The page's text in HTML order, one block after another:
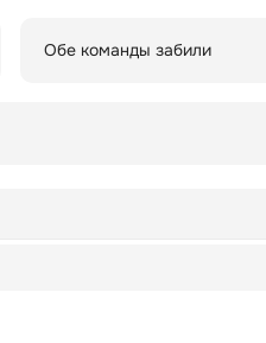
Обе команды забили